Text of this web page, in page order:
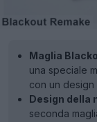
Maglia
una speciale
con un
Design della
seconda